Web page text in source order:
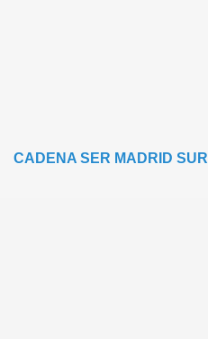
CADENA SER MADRID SUR